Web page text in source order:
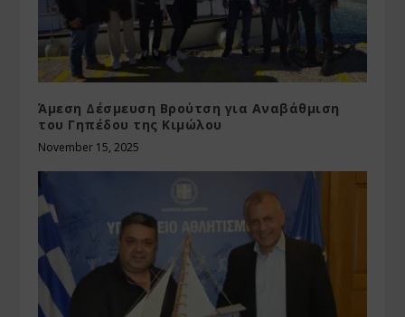
Άμεση Δέσμευση Βρούτση για Αναβάθμιση
του Γηπέδου της Κιμώλου
November 15, 2025